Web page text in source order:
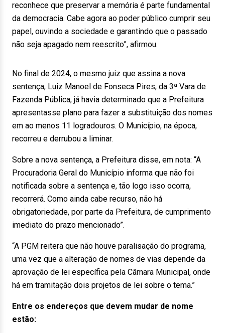
reconhece que preservar a memória é parte fundamental
da democracia. Cabe agora ao poder público cumprir seu
papel, ouvindo a sociedade e garantindo que o passado
não seja apagado nem reescrito”, afirmou.
No final de 2024, o mesmo juiz que assina a nova
sentença, Luiz Manoel de Fonseca Pires, da 3ª Vara de
Fazenda Pública, já havia determinado que a Prefeitura
apresentasse plano para fazer a substituição dos nomes
em ao menos 11 logradouros. O Município, na época,
recorreu e derrubou a liminar.
Sobre a nova sentença, a Prefeitura disse, em nota: “A
Procuradoria Geral do Município informa que não foi
notificada sobre a sentença e, tão logo isso ocorra,
recorrerá. Como ainda cabe recurso, não há
obrigatoriedade, por parte da Prefeitura, de cumprimento
imediato do prazo mencionado”.
“A PGM reitera que não houve paralisação do programa,
uma vez que a alteração de nomes de vias depende da
aprovação de lei específica pela Câmara Municipal, onde
há em tramitação dois projetos de lei sobre o tema.”
Entre os endereços que devem mudar de nome
estão: